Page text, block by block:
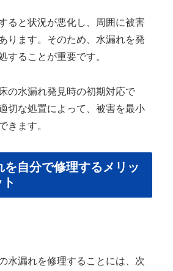
ると状況が悪化し、周囲に被害
ります。そのため、水漏れを発
することが重要です。
の水漏れ発見時の初期対応で
切な処置によって、被害を最小
きます。
を自分で修理するメリッ
水漏れを修理することには、次